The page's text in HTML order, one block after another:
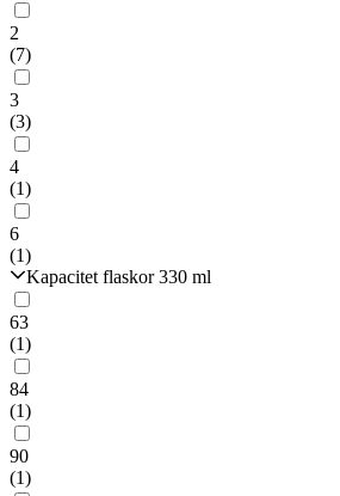
2
(7)
3
(3)
4
(1)
6
(1)
Kapacitet flaskor 330 ml
63
(1)
84
(1)
90
(1)